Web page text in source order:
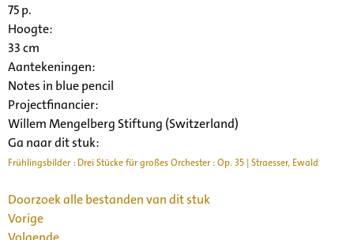
75 p.
Hoogte:
33 cm
Aantekeningen:
Notes in blue pencil
Projectfinancier:
Willem Mengelberg Stiftung (Switzerland)
Ga naar dit stuk:
Frühlingsbilder : Drei Stücke für großes Orchester : Op. 35 | Straesser, Ewald
Doorzoek alle bestanden van dit stuk
Vorige